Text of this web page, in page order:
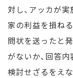
対し、アッカが
家の利益を損ね
問状を送ったと
がないか、回答
検討せざるをえな